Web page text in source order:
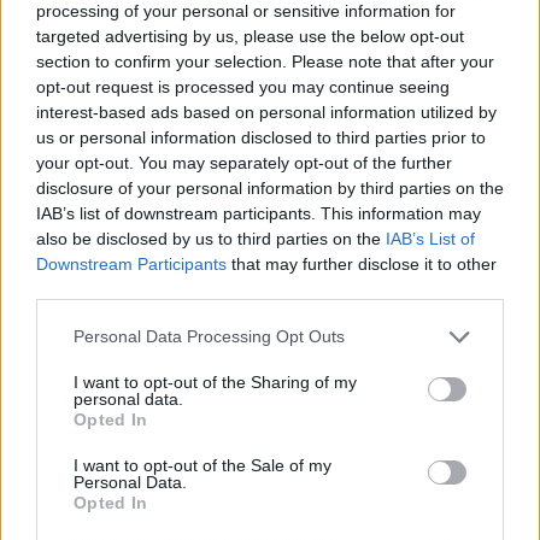
processing of your personal or sensitive information for
targeted advertising by us, please use the below opt-out
section to confirm your selection. Please note that after your
opt-out request is processed you may continue seeing
interest-based ads based on personal information utilized by
us or personal information disclosed to third parties prior to
your opt-out. You may separately opt-out of the further
disclosure of your personal information by third parties on the
IAB’s list of downstream participants. This information may
also be disclosed by us to third parties on the IAB’s List of
Downstream Participants that may further disclose it to other
Personal Data Processing Opt Outs
I want to opt-out of the Sharing of my
personal data.
Opted In
I want to opt-out of the Sale of my
Personal Data.
Opted In
cuando se la mira completa, no solo cuando se
celebra lo que sale bien. Canarias tiene motivos
para sentirse orgullosa, por supuesto, pero también
tiene retos que no podemos ignorar”, dijo ante un
Auditorio Alfredo Kraus repleto y durante un acto
que fue retransmitido en directo por la televisión y
la radio autonómica.
Premios y medallas
los tres Premio Canarias de este año y a los 12
merecedores de la Medalla de Oro como parte de
la “fuerza” de Canarias. Según defendió, sus
trayectorias “nos hablan de una Canarias real, una
Canarias que no cabe en una sola imagen ni en una
sola definición. Una Canarias que crea, que cuida,